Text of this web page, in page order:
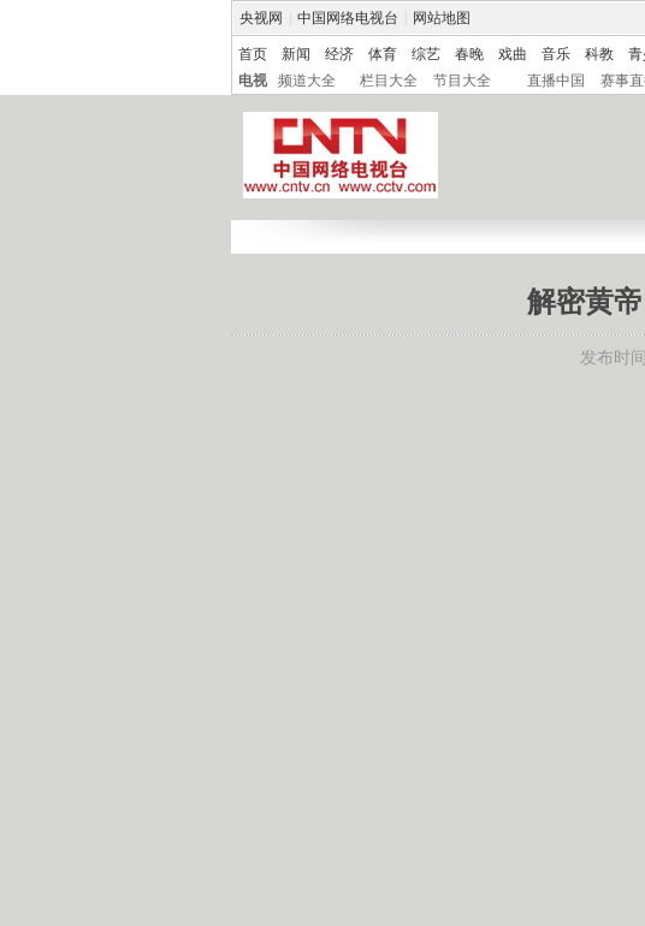
央视网 中国网络电视台 网站地图
首页 新闻 经济 体育 综艺 春晚 戏曲 音乐 科教
电视
频道大全 栏目大全 节目大全 直播中国 赛事
解密黄
发布时